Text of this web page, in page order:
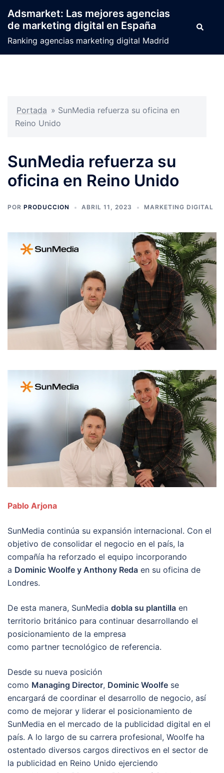
contenido
Adsmarket: Las mejores agencias
de marketing digital en España
Ranking agencias marketing digital Madrid
Buscar
Portada » SunMedia refuerza su oficina en
Reino Unido
SunMedia refuerza su
oficina en Reino Unido
POR PRODUCCION ABRIL 11, 2023 MARKETING DIGITAL
Pablo Arjona
SunMedia continúa su expansión internacional. Con el
objetivo de consolidar el negocio en el país, la
compañía ha reforzado el equipo incorporando
a Dominic Woolfe y Anthony Reda en su oficina de
Londres.
De esta manera, SunMedia dobla su plantilla en
territorio británico para continuar desarrollando el
posicionamiento de la empresa
como partner tecnológico de referencia.
Desde su nueva posición
como Managing Director, Dominic Woolfe se
encargará de coordinar el desarrollo de negocio, así
como de mejorar y liderar el posicionamiento de
SunMedia en el mercado de la publicidad digital en el
país. A lo largo de su carrera profesional, Woolfe ha
ostentado diversos cargos directivos en el sector de
la publicidad en Reino Unido ejerciendo